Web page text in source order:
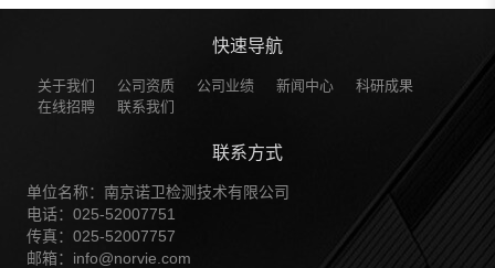
快速导航
关于我们 公司资质 公司业绩 新闻中心
科研成果
在线招聘
联系我们
联系方式
单位名称：南京诺卫检测技术有限公司
电话：025-52007751
传真：025-52007757
邮箱：info@norvie.com